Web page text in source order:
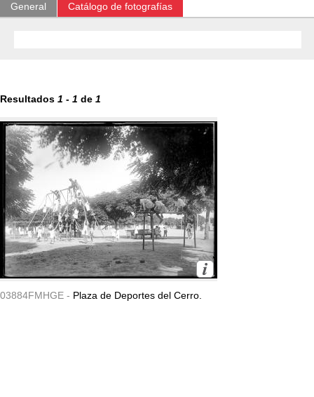
General Catálogo de fotografías
Resultados 1 - 1 de 1
03884FMHGE - Plaza de Deportes del Cerro.